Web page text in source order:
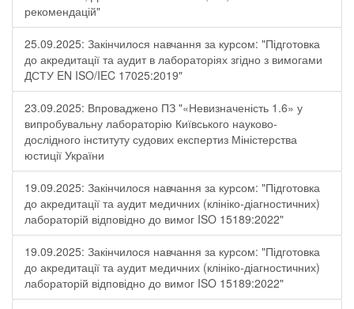
рекомендацій"
25.09.2025: Закінчилося навчання за курсом: "Підготовка
до акредитації та аудит в лабораторіях згідно з вимогами
ДСТУ EN ISO/IEC 17025:2019"
23.09.2025: Впроваджено ПЗ "«Невизначеність 1.6» у
випробувальну лабораторію Київського науково-
дослідного інституту судових експертиз Міністерства
юстиції України
19.09.2025: Закінчилося навчання за курсом: "Підготовка
до акредитації та аудит медичних (клініко-діагностичних)
лабораторій відповідно до вимог ISO 15189:2022"
19.09.2025: Закінчилося навчання за курсом: "Підготовка
до акредитації та аудит медичних (клініко-діагностичних)
лабораторій відповідно до вимог ISO 15189:2022"